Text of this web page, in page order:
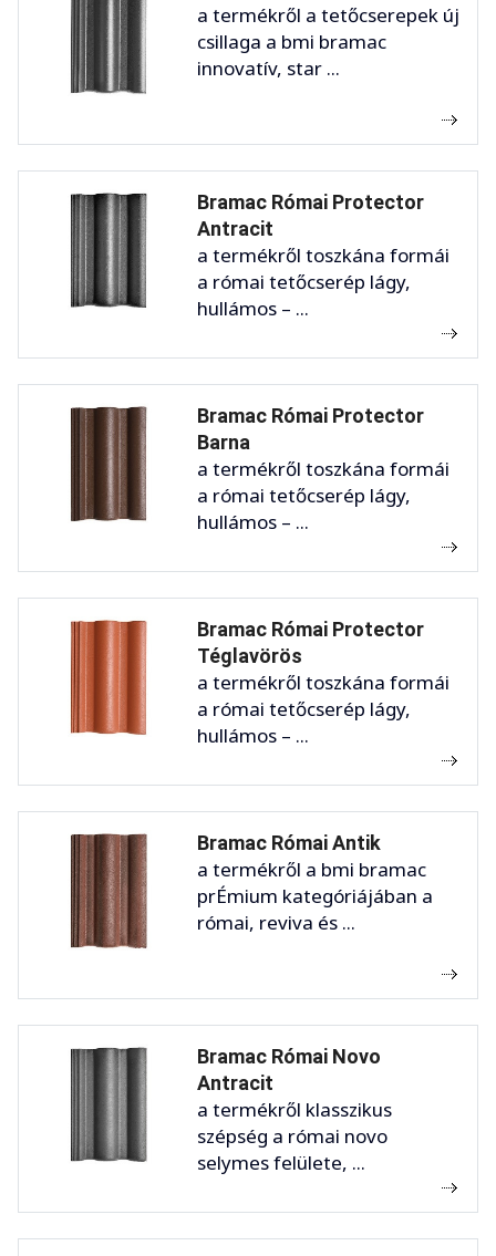
a termékről a tetőcserepek új
csillaga a bmi bramac
innovatív, star ...
Bramac Római Protector
Antracit
a termékről toszkána formái
a római tetőcserép lágy,
hullámos – ...
Bramac Római Protector
Barna
a termékről toszkána formái
a római tetőcserép lágy,
hullámos – ...
Bramac Római Protector
Téglavörös
a termékről toszkána formái
a római tetőcserép lágy,
hullámos – ...
Bramac Római Antik
a termékről a bmi bramac
prÉmium kategóriájában a
római, reviva és ...
Bramac Római Novo
Antracit
a termékről klasszikus
szépség a római novo
selymes felülete, ...